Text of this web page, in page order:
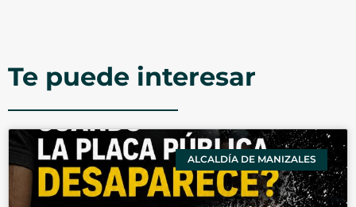
Te puede interesar
ALCALDÍA DE MANIZALES